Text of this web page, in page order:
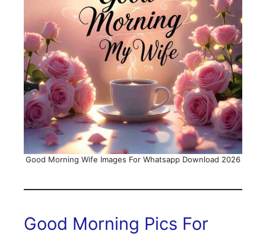
Good Morning Wife Images For Whatsapp Download 2026
Good Morning Pics For